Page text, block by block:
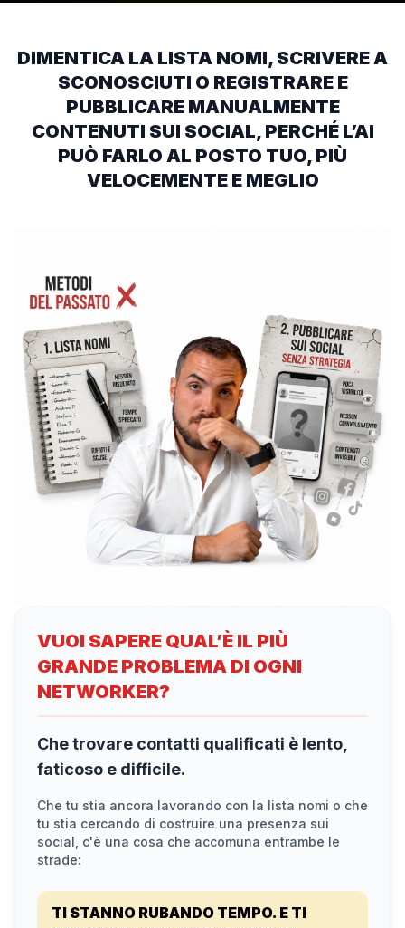
DIMENTICA LA LISTA NOMI, SCRIVERE A
SCONOSCIUTI O REGISTRARE E
PUBBLICARE MANUALMENTE
CONTENUTI SUI SOCIAL, PERCHÉ L’AI
PUÒ FARLO AL POSTO TUO, PIÙ
VELOCEMENTE E MEGLIO
VUOI SAPERE QUAL’È IL PIÙ
GRANDE PROBLEMA DI OGNI
NETWORKER?
Che trovare contatti qualificati è lento,
faticoso e difficile.
Che tu stia ancora lavorando con la lista nomi o che
tu stia cercando di costruire una presenza sui
social, c'è una cosa che accomuna entrambe le
strade:
TI STANNO RUBANDO TEMPO. E TI